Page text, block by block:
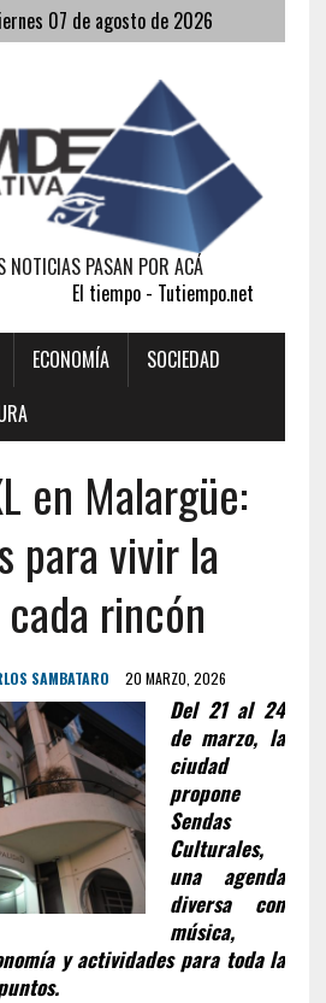
07 de agosto de 2026
NOTICIAS PASAN POR ACÁ
El tiempo - Tutiempo.net
ECONOMÍA
SOCIEDAD
en Malargüe:
para vivir la
rincón
SAMBATARO 20 MARZO, 2026
Del 21 al 24
de marzo, la
ciudad
propone
Sendas
Culturales,
una agenda
diversa con
música,
y actividades para toda la